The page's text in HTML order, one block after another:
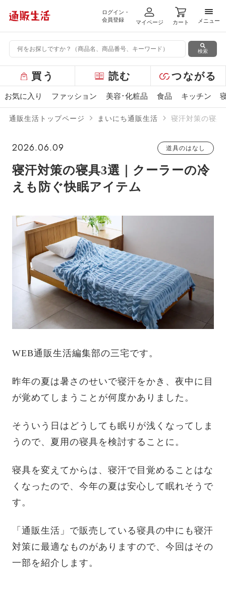
ログイン・
会員登録
マイページ カート
メ
メニュー
検索
ー
バ
買う 読む つながる
お気に入り ファッション 美容･化粧品 食品 キッチン
通販生活トップページ まいにち通販生活 寝汗対策の寝
2026.06.09 道具のはなし
寝汗対策の寝具3選｜クーラーの冷
えも防ぐ快眠アイテム
WEB通販生活編集部の三宅です。
昨年の夏は暑さのせいで寝汗をかき、夜中に目
が覚めてしまうことが何度かありました。
そういう日はどうしても眠りが浅くなってしま
うので、夏用の寝具を検討することに。
寝具を変えてからは、寝汗で目覚めることはな
くなったので、今年の夏は安心して眠れそうで
す。
「通販生活」で販売している寝具の中にも寝汗
対策に最適なものがありますので、今回はその
一部を紹介します。